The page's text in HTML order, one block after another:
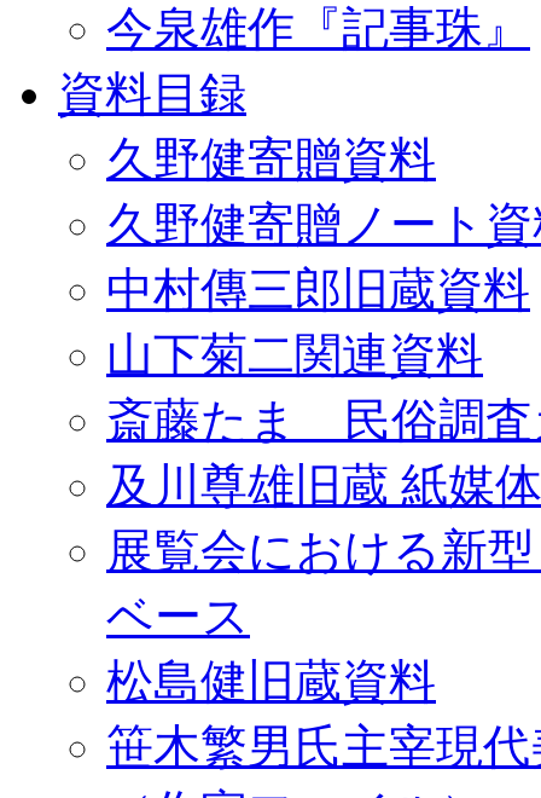
今泉雄作『記事珠』
資料目録
久野健寄贈資料
久野健寄贈ノート
中村傳三郎旧蔵資料
山下菊二関連資料
斎藤たま 民俗調査
及川尊雄旧蔵 紙媒
展覧会における新
ベース
松島健旧蔵資料
笹木繁男氏主宰現